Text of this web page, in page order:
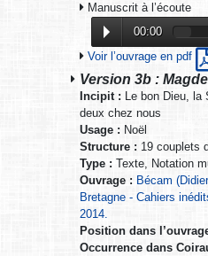
Manuscrit à l’écoute
00:00
Voir l’ouvrage en pdf
Version 3b :
Incipit : Le bon Dieu, la
deux chez nous
Usage : Noël
Structure : 19 couplets
Type : Texte, Notation
Ouvrage : Bécam
Bretagne - Cahiers
2014.
Position dans
Occurrence dans